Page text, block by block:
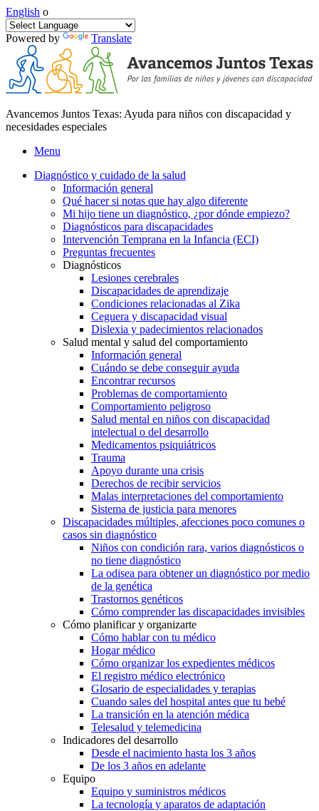
English o
Powered by Translate
Avancemos Juntos Texas: Ayuda para niños con discapacidad y
necesidades especiales
Menu
Diagnóstico y cuidado de la salud
Información general
Qué hacer si notas que hay algo diferente
Mi hijo tiene un diagnóstico, ¿por dónde empiezo?
Diagnósticos para discapacidades
Intervención Temprana en la Infancia (ECI)
Preguntas frecuentes
Diagnósticos
Lesiones cerebrales
Discapacidades de aprendizaje
Condiciones relacionadas al Zika
Ceguera y discapacidad visual
Dislexia y padecimientos relacionados
Salud mental y salud del comportamiento
Información general
Cuándo se debe conseguir ayuda
Encontrar recursos
Problemas de comportamiento
Comportamiento peligroso
Salud mental en niños con discapacidad
intelectual o del desarrollo
Medicamentos psiquiátricos
Trauma
Apoyo durante una crisis
Derechos de recibir servicios
Malas interpretaciones del comportamiento
Sistema de justicia para menores
Discapacidades múltiples, afecciones poco comunes o
casos sin diagnóstico
Niños con condición rara, varios diagnósticos o
no tiene diagnóstico
La odisea para obtener un diagnóstico por medio
de la genética
Trastornos genéticos
Cómo comprender las discapacidades invisibles
Cómo planificar y organizarte
Cómo hablar con tu médico
Hogar médico
Cómo organizar los expedientes médicos
El registro médico electrónico
Glosario de especialidades y terapias
Cuando sales del hospital antes que tu bebé
La transición en la atención médica
Telesalud y telemedicina
Indicadores del desarrollo
Desde el nacimiento hasta los 3 años
De los 3 años en adelante
Equipo
Equipo y suministros médicos
La tecnología y aparatos de adaptación